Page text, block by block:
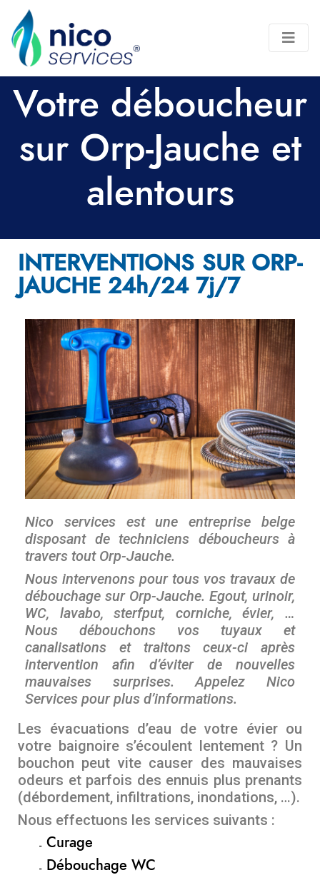
Votre déboucheur
sur Orp-Jauche et
alentours
INTERVENTIONS SUR ORP-
JAUCHE 24h/24 7j/7
Nico services est une entreprise belge
disposant de techniciens déboucheurs à
travers tout Orp-Jauche.
Nous intervenons pour tous vos travaux de
débouchage sur Orp-Jauche. Egout, urinoir,
WC, lavabo, sterfput, corniche, évier, …
Nous débouchons vos tuyaux et
canalisations et traitons ceux-ci après
intervention afin d’éviter de nouvelles
mauvaises surprises. Appelez Nico
Services pour plus d’informations.
Les évacuations d’eau de votre évier ou
votre baignoire s’écoulent lentement ? Un
bouchon peut vite causer des mauvaises
odeurs et parfois des ennuis plus prenants
(débordement, infiltrations, inondations, …).
Nous effectuons les services suivants :
Curage
Débouchage WC